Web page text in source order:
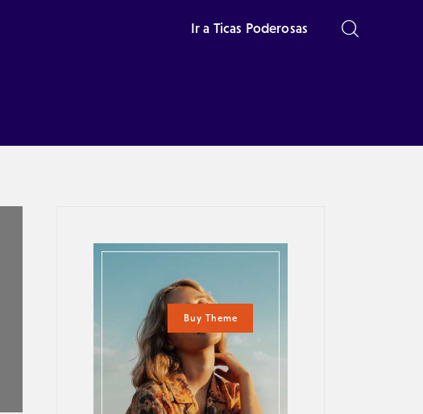
Ir a Ticas Poderosas
Buy Theme